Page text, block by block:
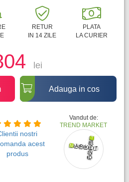
RETUR
IN 14 ZILE
PLATA
LA CURIER
lei
Adauga in cos
nostri
acest
produs
Vandut de:
TREND MARKET